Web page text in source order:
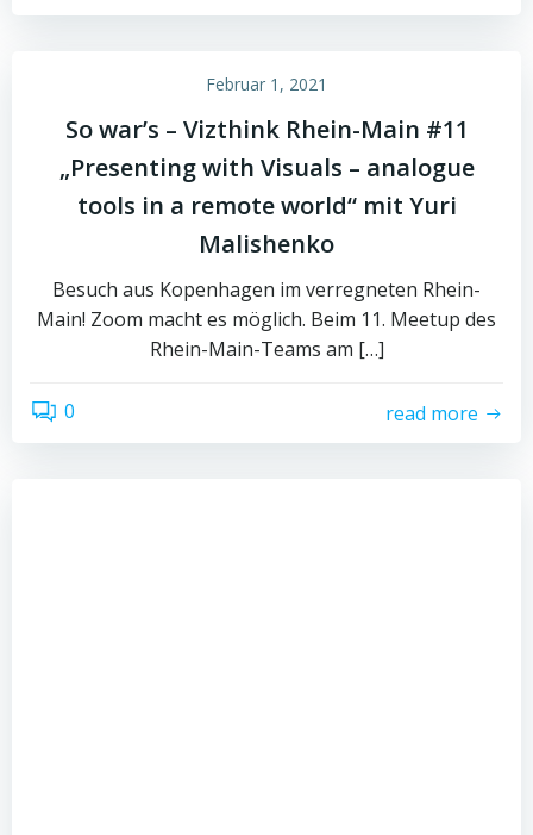
Februar 1, 2021
So war’s – Vizthink Rhein-Main #11
„Presenting with Visuals – analogue
tools in a remote world“ mit Yuri
Malishenko
Besuch aus Kopenhagen im verregneten Rhein-
Main! Zoom macht es möglich. Beim 11. Meetup des
Rhein-Main-Teams am […]
0 read more